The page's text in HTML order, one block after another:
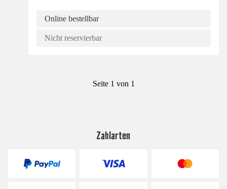
Online bestellbar
Nicht reservierbar
Seite 1 von 1
Zahlarten